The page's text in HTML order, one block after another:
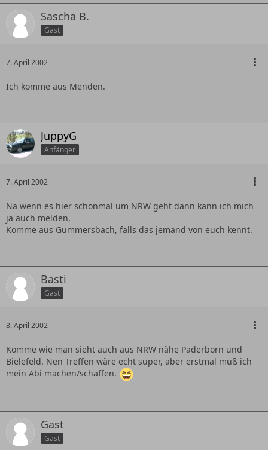
Sascha B.
Gast
7. April 2002
Ich komme aus Menden.
JuppyG
Anfänger
7. April 2002
Na wenn es hier schonmal um NRW geht dann kann ich mich
ja auch melden,
Komme aus Gummersbach, falls das jemand von euch kennt.
Basti
Gast
8. April 2002
Komme wie man sieht auch aus NRW nähe Paderborn und
Bielefeld. Nen Treffen wäre echt super, aber erstmal muß ich
mein Abi machen/schaffen.
Gast
Gast